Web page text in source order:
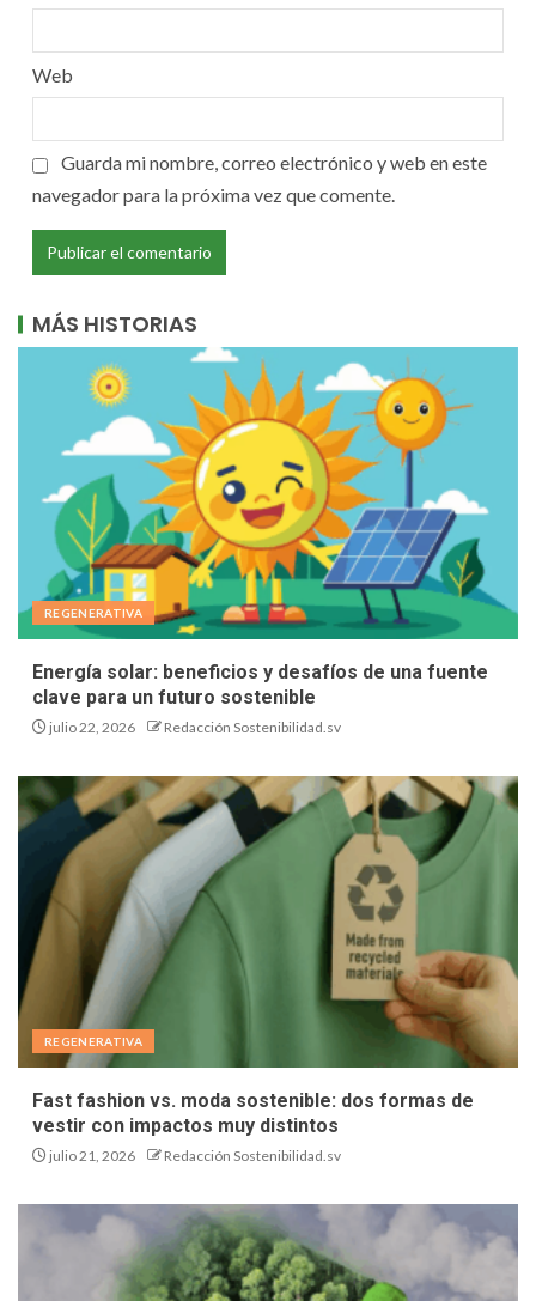
Web
Guarda mi nombre, correo electrónico y web en este
navegador para la próxima vez que comente.
MÁS HISTORIAS
REGENERATIVA
Energía solar: beneficios y desafíos de una fuente
clave para un futuro sostenible
julio 22, 2026 Redacción Sostenibilidad.sv
REGENERATIVA
Fast fashion vs. moda sostenible: dos formas de
vestir con impactos muy distintos
julio 21, 2026 Redacción Sostenibilidad.sv